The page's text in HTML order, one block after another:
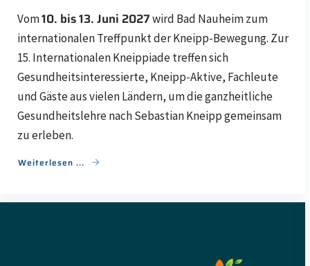
Vom10. bis 13. Juni 2027wird Bad Nauheim zum
internationalen Treffpunkt der Kneipp-Bewegung. Zur
15. Internationalen Kneippiade treffen sich
Gesundheitsinteressierte, Kneipp-Aktive, Fachleute
und Gäste aus vielen Ländern, um die ganzheitliche
Gesundheitslehre nach Sebastian Kneipp gemeinsam
zu erleben.
Weiterlesen ...